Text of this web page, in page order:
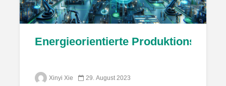
Energieorientierte
Xinyi Xie 29. August 2023